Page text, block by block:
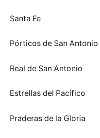
Santa Fe
Pórticos de San Antonio
Real de San Antonio
Estrellas del Pacífico
Praderas de la Gloria